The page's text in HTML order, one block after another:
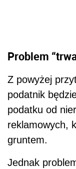
Problem
Z powyżej
podatnik
podatku od
reklamowych,
gruntem.
Jednak